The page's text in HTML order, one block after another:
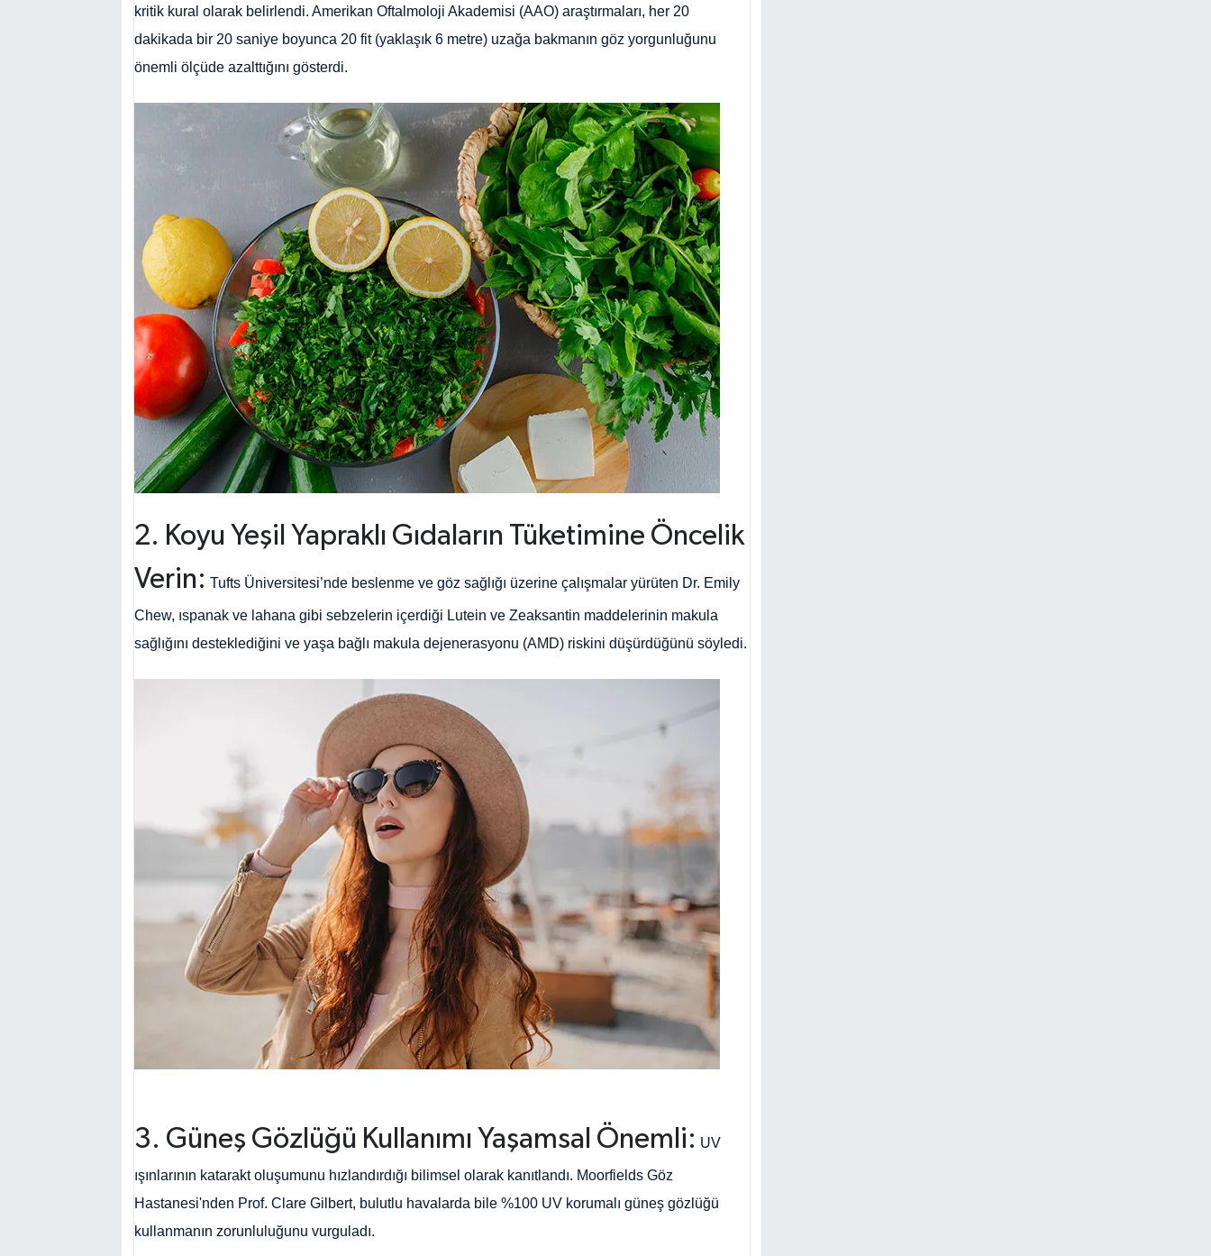
kritik kural olarak belirlendi. Amerikan Oftalmoloji Akademisi (AAO) araştırmaları, her 20
dakikada bir 20 saniye boyunca 20 fit (yaklaşık 6 metre) uzağa bakmanın göz yorgunluğunu
önemli ölçüde azalttığını gösterdi.
2. Koyu Yeşil Yapraklı Gıdaların Tüketimine Öncelik
Verin: Tufts Üniversitesi’nde beslenme ve göz sağlığı üzerine çalışmalar yürüten Dr. Emily
Chew, ıspanak ve lahana gibi sebzelerin içerdiği Lutein ve Zeaksantin maddelerinin makula
sağlığını desteklediğini ve yaşa bağlı makula dejenerasyonu (AMD) riskini düşürdüğünü söyledi.
3. Güneş Gözlüğü Kullanımı Yaşamsal Önemli: UV
ışınlarının katarakt oluşumunu hızlandırdığı bilimsel olarak kanıtlandı. Moorfields Göz
Hastanesi'nden Prof. Clare Gilbert, bulutlu havalarda bile %100 UV korumalı güneş gözlüğü
kullanmanın zorunluluğunu vurguladı.